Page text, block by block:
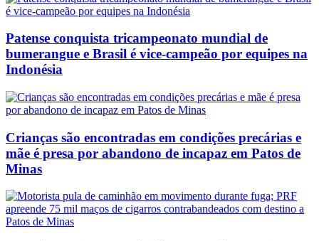
Patense conquista tricampeonato mundial de
bumerangue e Brasil é vice-campeão por equipes na
Indonésia
Crianças são encontradas em condições precárias e
mãe é presa por abandono de incapaz em Patos de
Minas